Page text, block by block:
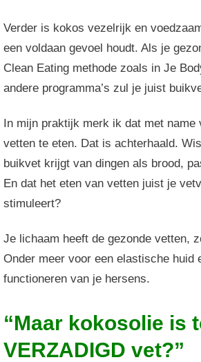
Verder is kokos vezelrijk en
een voldaan gevoel houdt. Als je
Clean Eating methode zoals in Je
andere programma’s zul je juist
In mijn praktijk merk ik dat met name
vetten te eten. Dat is achterhaald.
buikvet krijgt van dingen als brood,
En dat het eten van vetten juist je
stimuleert?
Je lichaam heeft de gezonde vetten,
Onder meer voor een elastische huid
functioneren van je hersens.
“Maar kokosolie is
VERZADIGD vet?”